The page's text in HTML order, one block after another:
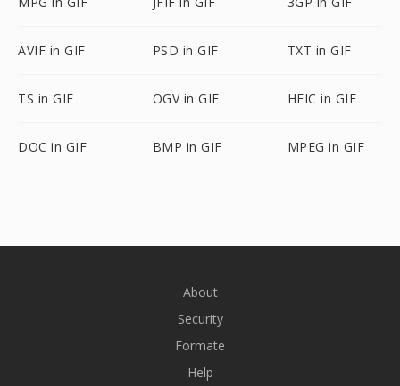
AVIF in GIF PSD in GIF TXT in GIF
TS in GIF OGV in GIF HEIC in GIF
DOC in GIF BMP in GIF MPEG in GIF
About
Security
Formate
Help